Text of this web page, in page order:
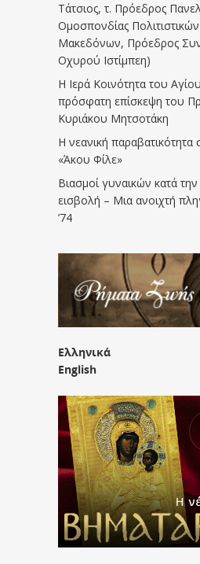
Τάτσιος, τ. Πρόεδρος
Ομοσπονδίας
Μακεδόνων, Πρόεδρος
Οχυρού Ιστίμπεη)
Η Ιερά Κοινότητα του
πρόσφατη επίσκεψη του
Κυριάκου Μητσοτάκη
Η νεανική παραβατικότητα
«Άκου Φίλε»
Βιασμοί γυναικών κατά
εισβολή – Μια ανοιχτή
’74
Ελληνικά
English